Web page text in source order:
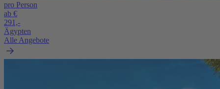
pro Person
ab €
291,-
Ägypten
Alle Angebote